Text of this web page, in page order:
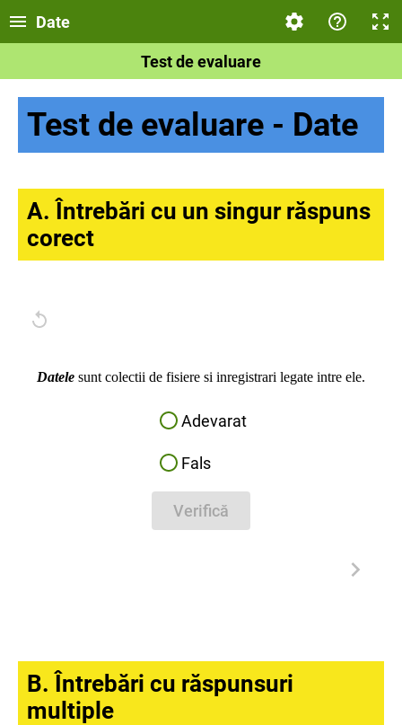
Date
Test de evaluare
Test de evaluare - Date
A. Întrebări cu un singur răspuns
corect
Datele sunt colectii de fisiere si inregistrari legate intre ele.
Adevarat
Fals
Verifică
B. Întrebări cu răspunsuri
multiple